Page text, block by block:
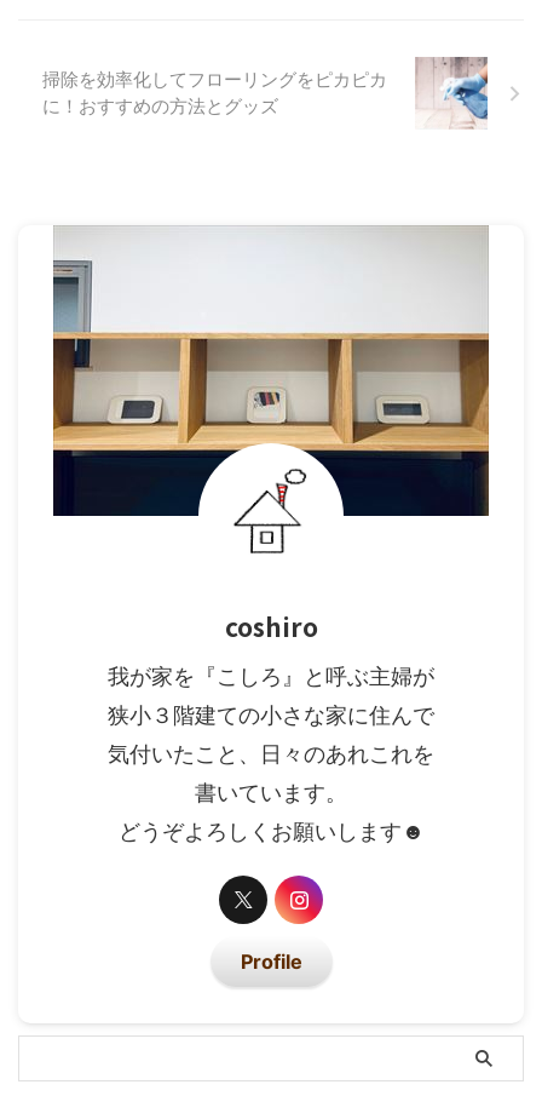
掃除を効率化してフローリングをピカピカ
に！おすすめの方法とグッズ
coshiro
我が家を『こしろ』と呼ぶ主婦が
狭小３階建ての小さな家に住んで
気付いたこと、日々のあれこれを
書いています。
どうぞよろしくお願いします☻
Profile